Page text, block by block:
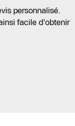
personnalisé.
facile d'obtenir